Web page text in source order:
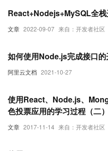
文章 2022-09-07 来自：开发者社区
React+Nodejs+MySQL全栈
阿里云文档 2021-10-27
如何使用Node.js完成接口
文章 2017-11-14 来自：开发者社区
使用React、Node.js、
色投票应用的学习过程（二）